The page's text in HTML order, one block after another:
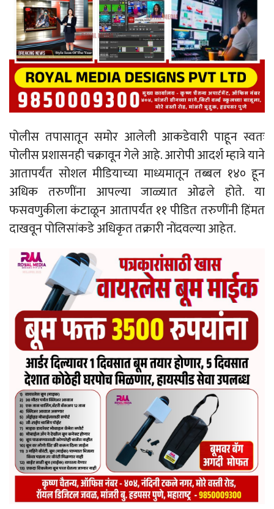
पोलीस तपासातून समोर आलेली आकडेवारी पाहून स्वतः
पोलीस प्रशासनही चक्रावून गेले आहे. आरोपी आदर्श म्हात्रे याने
आतापर्यंत सोशल मीडियाच्या माध्यमातून तब्बल १४० हून
अधिक तरुणींना आपल्या जाळ्यात ओढले होते. या
फसवणुकीला कंटाळून आतापर्यंत ११ पीडित तरुणींनी हिंमत
दाखवून पोलिसांकडे अधिकृत तक्रारी नोंदवल्या आहेत.